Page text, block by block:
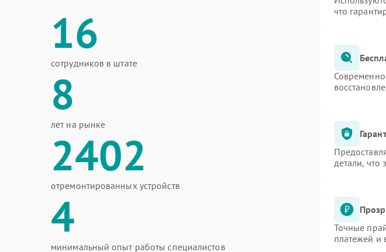
16
сотрудников в штате
8
лет на рынке
2402
отремонтированных устройств
4
минимальный опыт работы специалистов
что
детали, что
Точные
платежей и